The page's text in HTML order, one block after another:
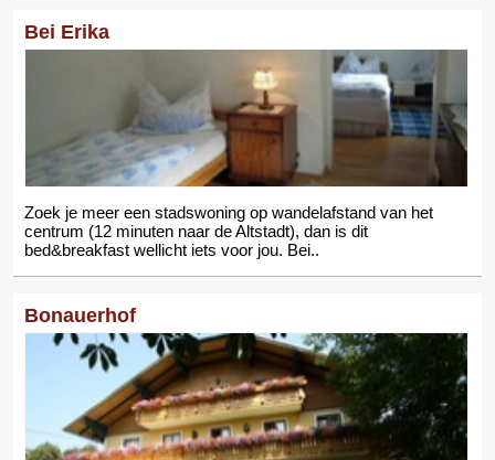
Bei Erika
Zoek je meer een stadswoning op wandelafstand van het
centrum (12 minuten naar de Altstadt), dan is dit
bed&breakfast wellicht iets voor jou. Bei..
Bonauerhof